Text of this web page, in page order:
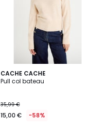
CACHE CACHE
Pull col bateau
35,99 €
15,00 € -58%